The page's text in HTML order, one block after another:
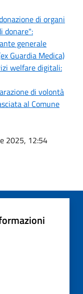
di organi
donare":
generale
Guardia Medica)
welfare digitali:
di volontà
al Comune
2025, 12:54